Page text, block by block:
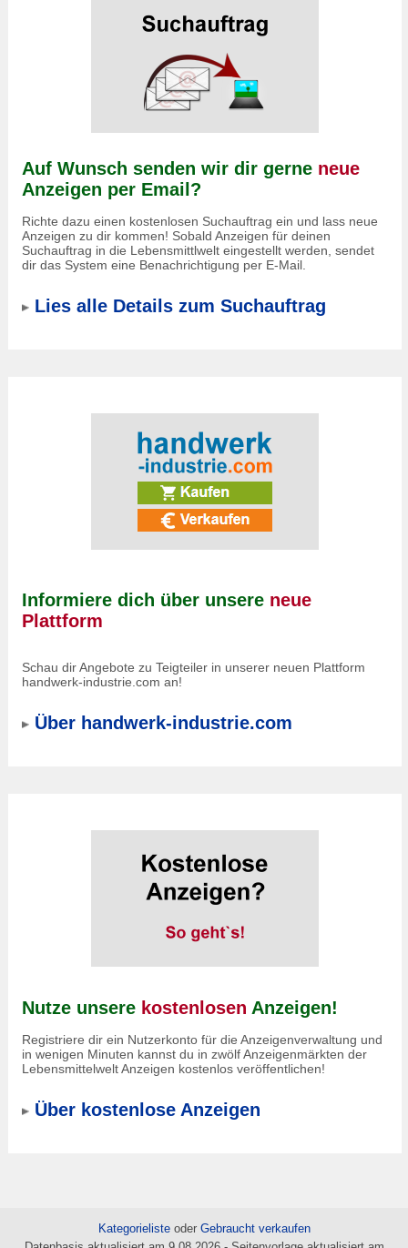
Auf Wunsch senden wir dir gerne neue
Anzeigen per Email?
Richte dazu einen kostenlosen Suchauftrag ein und lass neue
Anzeigen zu dir kommen! Sobald Anzeigen für deinen
Suchauftrag in die Lebensmittlwelt eingestellt werden, sendet
dir das System eine Benachrichtigung per E-Mail.
Lies alle Details zum Suchauftrag
Informiere dich über unsere neue
Plattform
Schau dir Angebote zu Teigteiler in unserer neuen Plattform
handwerk-industrie.com an!
Über handwerk-industrie.com
Nutze unsere kostenlosen Anzeigen!
Registriere dir ein Nutzerkonto für die Anzeigenverwaltung und
in wenigen Minuten kannst du in zwölf Anzeigenmärkten der
Lebensmittelwelt Anzeigen kostenlos veröffentlichen!
Über kostenlose Anzeigen
Kategorielisteoder Gebraucht verkaufen